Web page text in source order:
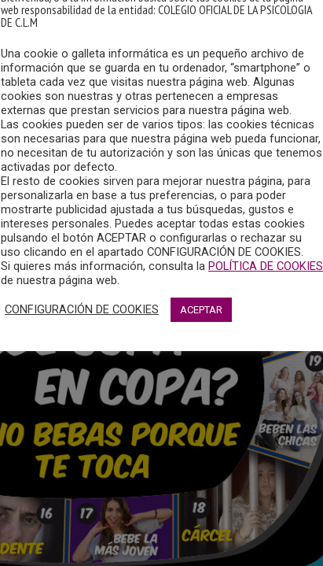
web responsabilidad de la entidad: COLEGIO OFICIAL DE LA PSICOLOGIA
DE C.L.M
Una cookie o galleta informática es un pequeño archivo de
información que se guarda en tu ordenador, “smartphone” o
tableta cada vez que visitas nuestra página web. Algunas
cookies son nuestras y otras pertenecen a empresas
externas que prestan servicios para nuestra página web.
Las cookies pueden ser de varios tipos: las cookies técnicas
son necesarias para que nuestra página web pueda funcionar,
no necesitan de tu autorización y son las únicas que tenemos
activadas por defecto.
El resto de cookies sirven para mejorar nuestra página, para
personalizarla en base a tus preferencias, o para poder
mostrarte publicidad ajustada a tus búsquedas, gustos e
intereses personales. Puedes aceptar todas estas cookies
pulsando el botón ACEPTAR o configurarlas o rechazar su
uso clicando en el apartado CONFIGURACIÓN DE COOKIES.
Si quieres más información, consulta la POLÍTICA DE COOKIES
de nuestra página web.
CONFIGURACIÓN DE COOKIES ACEPTAR